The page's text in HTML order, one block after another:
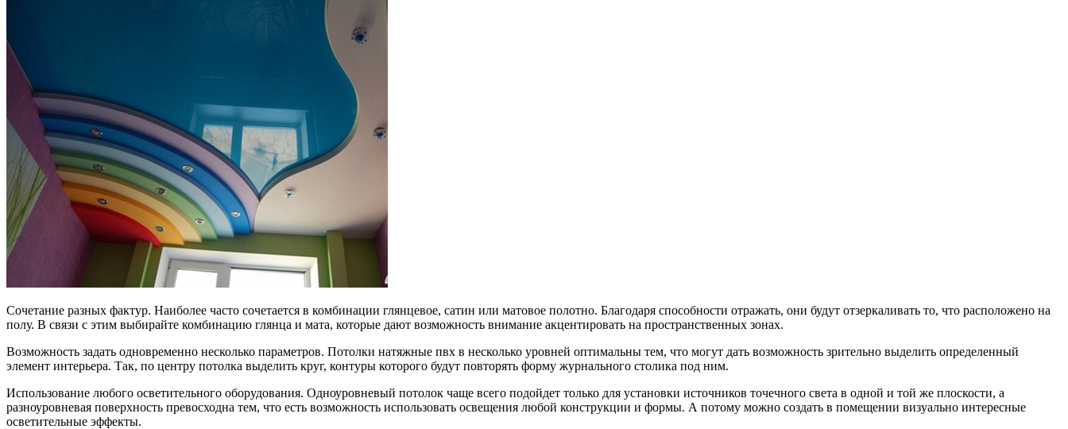
Сочетание разных фактур. Наиболее часто сочетается в комбинации глянцевое, сатин или матовое полотно. Благодаря способности отражать, они будут отзеркаливать то, что расположено на
полу. В связи с этим выбирайте комбинацию глянца и мата, которые дают возможность внимание акцентировать на пространственных зонах.
Возможность задать одновременно несколько параметров. Потолки натяжные пвх в несколько уровней оптимальны тем, что могут дать возможность зрительно выделить определенный
элемент интерьера. Так, по центру потолка выделить круг, контуры которого будут повторять форму журнального столика под ним.
Использование любого осветительного оборудования. Одноуровневый потолок чаще всего подойдет только для установки источников точечного света в одной и той же плоскости, а
разноуровневая поверхность превосходна тем, что есть возможность использовать освещения любой конструкции и формы. А потому можно создать в помещении визуально интересные
осветительные эффекты.